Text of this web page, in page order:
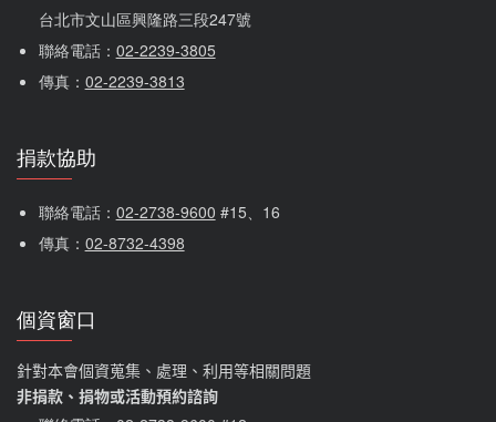
台北市文山區興隆路三段247號
聯絡電話： 02-2239-3805
傳真： 02-2239-3813
捐款協助
聯絡電話： 02-2738-9600 #15、16
傳真： 02-8732-4398
個資窗口
針對本會個資蒐集、處理、利用等相關問題
非捐款、捐物或活動預約諮詢